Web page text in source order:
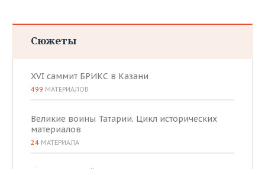
Сюжеты
XVI саммит БРИКС в Казани
499 МАТЕРИАЛОВ
Великие воины Татарии. Цикл исторических
материалов
24 МАТЕРИАЛА